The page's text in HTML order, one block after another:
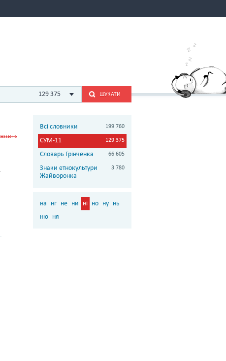
129 375 ШУКАТИ
Всі словники 199 760
СУМ-11 129 375
Словарь Грінченка 66 605
Знаки етнокультури
Жайворонка
3 780
на нг не ни ні но ну нь
ню ня